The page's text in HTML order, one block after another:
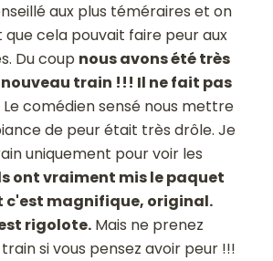
aux plus téméraires et on
que cela pouvait faire peur aux
Du coup nous avons été très
nouveau train !!! Il ne fait pas
Le comédien sensé nous mettre
de peur était très drôle. Je
uniquement pour voir les
ont vraiment mis le paquet
c'est magnifique, original.
rigolote. Mais ne prenez
si vous pensez avoir peur !!!